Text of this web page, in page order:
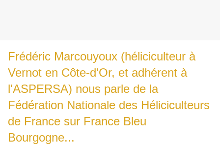
Frédéric Marcouyoux (héliciculteur à
Vernot en Côte-d'Or, et adhérent à
l'ASPERSA) nous parle de la
Fédération Nationale des Héliciculteurs
de France sur France Bleu
Bourgogne...